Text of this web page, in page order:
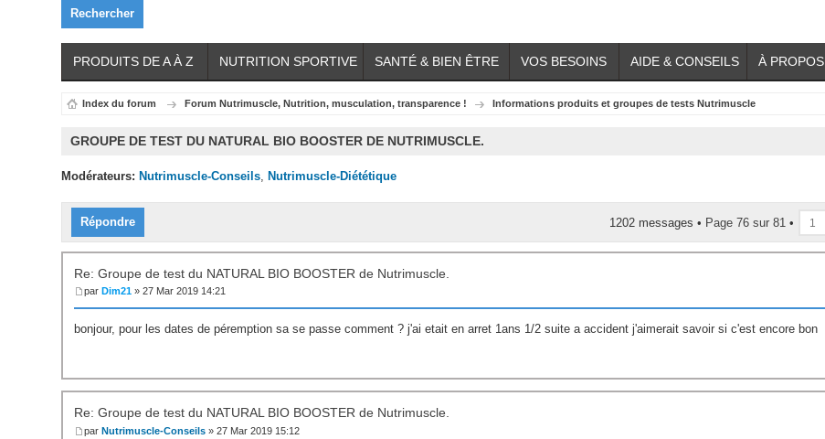
Rechercher
PRODUITS DE A À Z NUTRITION SPORTIVE SANTÉ & BIEN ÊTRE VOS BESOINS AIDE & CONSEILS À PROPOS
Index du forum Forum Nutrimuscle, Nutrition, musculation, transparence ! Informations produits et groupes de tests Nutrimuscle
GROUPE DE TEST DU NATURAL BIO BOOSTER DE NUTRIMUSCLE.
Modérateurs: Nutrimuscle-Conseils, Nutrimuscle-Diététique
Répondre 1202 messages • Page 76sur 81 • 1
Re: Groupe de test du NATURAL BIO BOOSTER de Nutrimuscle.
parDim21 » 27 Mar 2019 14:21
bonjour, pour les dates de péremption sa se passe comment ? j'ai etait en arret 1ans 1/2 suite a accident j'aimerait savoir si c'est encore bon
Re: Groupe de test du NATURAL BIO BOOSTER de Nutrimuscle.
parNutrimuscle-Conseils » 27 Mar 2019 15:12